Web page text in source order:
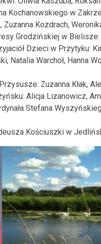
Kochanowskiego w
Kozdrach,
Grodzińskiej w
Dzieci w Przytyku:
Natalia Warchoł, Hanna
Zuzanna Kłak,
Alicja Lizanowicz,
Stefana
Kościuszki w